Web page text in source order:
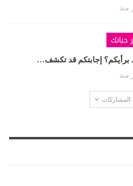
حياتك
برأيكم؟ إجابتكم قد تكشف…
المشاركات